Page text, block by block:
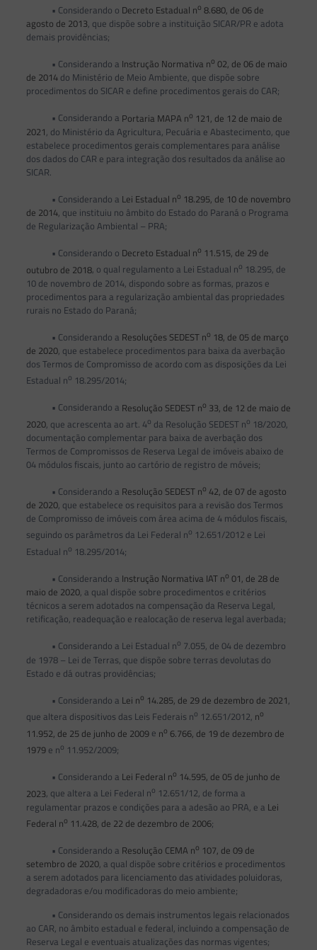
• Considerando o Decreto Estadual no 8.680, de 06 de
agosto de 2013, que dispõe sobre a instituição SICAR/PR e adota
demais providências;
• Considerando a Instrução Normativa no 02, de 06 de maio
de 2014do Ministério de Meio Ambiente, que dispõe sobre
procedimentos do SICAR e define procedimentos gerais do CAR;
• Considerando a Portaria MAPA no 121, de 12 de maio de
2021, do Ministério da Agricultura, Pecuária e Abastecimento, que
estabelece procedimentos gerais complementares para análise
dos dados do CAR e para integração dos resultados da análise ao
SICAR.
• Considerando a Lei Estadual no 18.295, de 10 de novembro
de 2014, que instituiu no âmbito do Estado do Paraná o Programa
de Regularização Ambiental – PRA;
• Considerando o Decreto Estadual no 11.515, de 29 de
outubro de 2018, o qual regulamento a Lei Estadual no 18.295, de
10 de novembro de 2014, dispondo sobre as formas, prazos e
procedimentos para a regularização ambiental das propriedades
rurais no Estado do Paraná;
• Considerando a Resoluções SEDEST no 18, de 05 de março
de 2020, que estabelece procedimentos para baixa da averbação
dos Termos de Compromisso de acordo com as disposições da Lei
Estadual no 18.295/2014;
• Considerando a Resolução SEDEST no 33, de 12 de maio de
2020, que acrescenta ao art. 4o da Resolução SEDEST no 18/2020,
documentação complementar para baixa de averbação dos
Termos de Compromissos de Reserva Legal de imóveis abaixo de
04 módulos fiscais, junto ao cartório de registro de móveis;
• Considerando a Resolução SEDEST no 42, de 07 de agosto
de 2020, que estabelece os requisitos para a revisão dos Termos
de Compromisso de imóveis com área acima de 4 módulos fiscais,
seguindo os parâmetros da Lei Federal no 12.651/2012 e Lei
Estadual no 18.295/2014;
• Considerando a Instrução Normativa IAT no 01, de 28 de
maio de 2020, a qual dispõe sobre procedimentos e critérios
técnicos a serem adotados na compensação da Reserva Legal,
retificação, readequação e realocação de reserva legal averbada;
• Considerando a Lei Estadual no 7.055, de 04 de dezembro
de 1978 – Lei de Terras, que dispõe sobre terras devolutas do
Estado e dá outras providências;
• Considerando a Lei no 14.285, de 29 de dezembro de 2021,
que altera dispositivos das Leis Federais no 12.651/2012, no
11.952, de 25 de junho de 2009e no 6.766, de 19 de dezembro de
1979e no 11.952/2009;
• Considerando a Lei Federal no 14.595, de 05 de junho de
2023, que altera a Lei Federal no 12.651/12, de forma a
regulamentar prazos e condições para a adesão ao PRA, e a Lei
Federal no 11.428, de 22 de dezembro de 2006;
• Considerando a Resolução CEMA no 107, de 09 de
setembro de 2020, a qual dispõe sobre critérios e procedimentos
a serem adotados para licenciamento das atividades poluidoras,
degradadoras e/ou modificadoras do meio ambiente;
• Considerando os demais instrumentos legais relacionados
ao CAR, no âmbito estadual e federal, incluindo a compensação de
Reserva Legal e eventuais atualizações das normas vigentes;